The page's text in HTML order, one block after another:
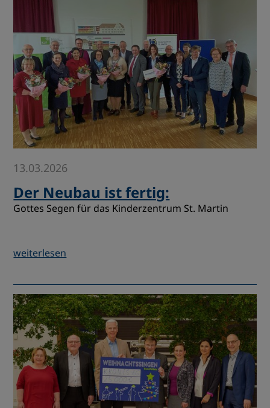
13.03.2026
Der Neubau ist fertig:
Gottes Segen für das Kinderzentrum St. Martin
weiterlesen